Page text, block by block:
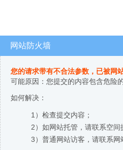
网站防火墙
您的请求带有不合法参数，已被网
可能原因：您提交的内容包含危险
如何解决：
1）检查提交内容；
2）如网站托管，请联系空间
3）普通网站访客，请联系网